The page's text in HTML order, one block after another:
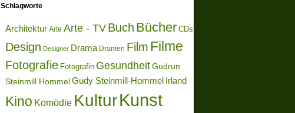
Schlagworte
Architektur Arte Arte - TVBuch Bücher CDs
Design Designer Drama Dramen Film Filme
Fotografie Fotografin Gesundheit Gudrun
Steinmill Hommel Gudy Steinmill-Hommel Irland
Kino Komödie KulturKunst